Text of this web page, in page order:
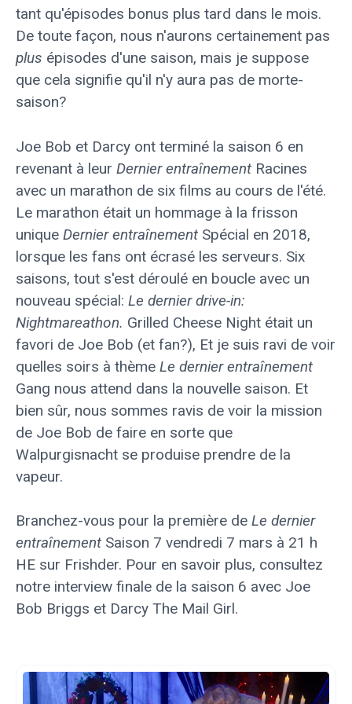
tant qu'épisodes bonus plus tard dans le mois.
De toute façon, nous n'aurons certainement pas
plus épisodes d'une saison, mais je suppose
que cela signifie qu'il n'y aura pas de morte-
saison?
Joe Bob et Darcy ont terminé la saison 6 en
revenant à leur Dernier entraînement Racines
avec un marathon de six films au cours de l'été.
Le marathon était un hommage à la frisson
unique Dernier entraînement Spécial en 2018,
lorsque les fans ont écrasé les serveurs. Six
saisons, tout s'est déroulé en boucle avec un
nouveau spécial: Le dernier drive-in:
Nightmareathon. Grilled Cheese Night était un
favori de Joe Bob (et fan?), Et je suis ravi de voir
quelles soirs à thème Le dernier entraînement
Gang nous attend dans la nouvelle saison. Et
bien sûr, nous sommes ravis de voir la mission
de Joe Bob de faire en sorte que
Walpurgisnacht se produise prendre de la
vapeur.
Branchez-vous pour la première de Le dernier
entraînement Saison 7 vendredi 7 mars à 21 h
HE sur Frishder. Pour en savoir plus, consultez
notre interview finale de la saison 6 avec Joe
Bob Briggs et Darcy The Mail Girl.
Publier